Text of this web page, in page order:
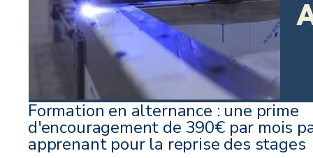
Formation en alternance : une prime
d'encouragement de 390€ par mois
apprenant pour la reprise des stages